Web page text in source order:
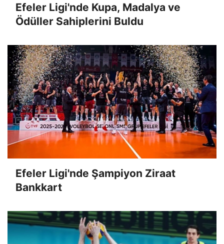
Efeler Ligi'nde Kupa, Madalya ve
Ödüller Sahiplerini Buldu
Efeler Ligi'nde Şampiyon Ziraat
Bankkart